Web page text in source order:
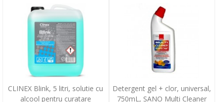
CLINEX Blink, 5 litri, solutie cu
alcool pentru curatare
Detergent gel + clor, universal,
750mL, SANO Multi Cleaner